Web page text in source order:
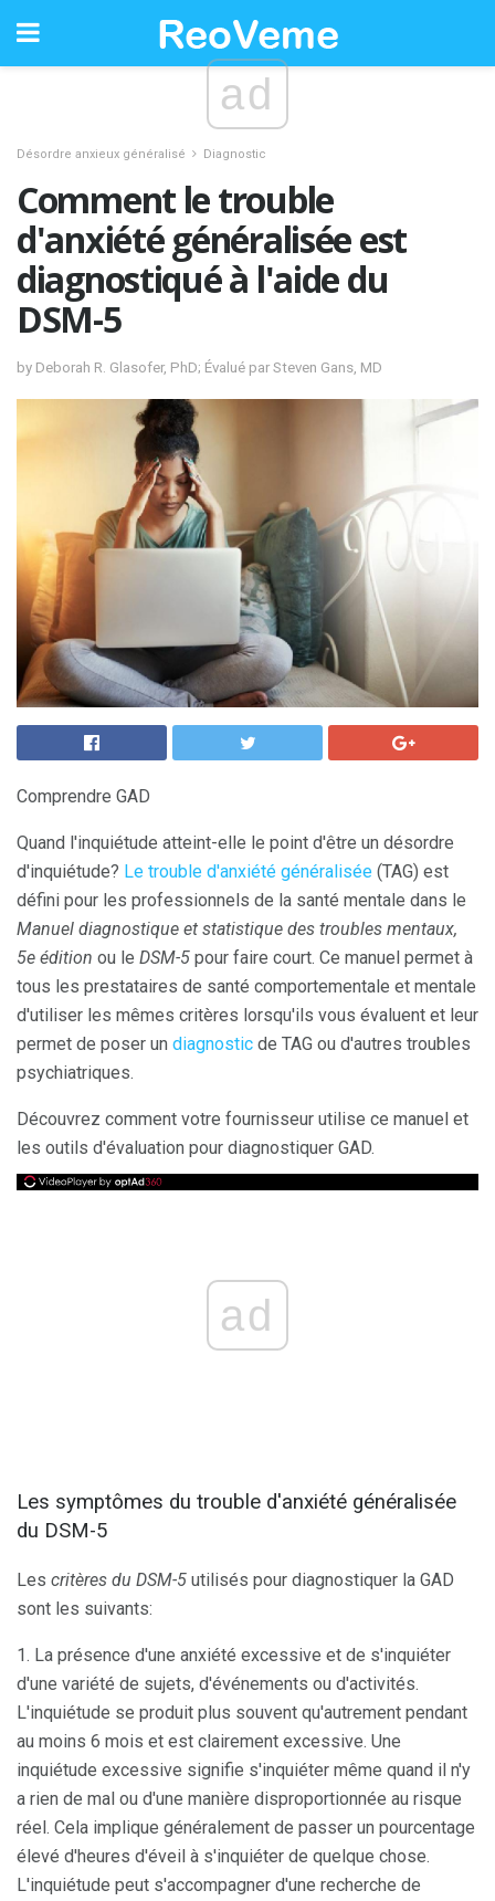
ad
Désordre anxieux généralisé Diagnostic
Comment le trouble
d'anxiété généralisée est
diagnostiqué à l'aide du
DSM-5
by Deborah R. Glasofer, PhD; Évalué par Steven Gans, MD
Comprendre GAD
Quand l'inquiétude atteint-elle le point d'être un désordre
d'inquiétude? Le trouble d'anxiété généralisée (TAG) est
défini pour les professionnels de la santé mentale dans le
Manuel diagnostique et statistique des troubles mentaux,
5e édition ou le DSM-5 pour faire court. Ce manuel permet à
tous les prestataires de santé comportementale et mentale
d'utiliser les mêmes critères lorsqu'ils vous évaluent et leur
permet de poser un diagnostic de TAG ou d'autres troubles
psychiatriques.
Découvrez comment votre fournisseur utilise ce manuel et
les outils d'évaluation pour diagnostiquer GAD.
ad
Les symptômes du trouble d'anxiété généralisée
du DSM-5
Les critères du DSM-5 utilisés pour diagnostiquer la GAD
sont les suivants:
1. La présence d'une anxiété excessive et de s'inquiéter
d'une variété de sujets, d'événements ou d'activités.
L'inquiétude se produit plus souvent qu'autrement pendant
au moins 6 mois et est clairement excessive. Une
inquiétude excessive signifie s'inquiéter même quand il n'y
a rien de mal ou d'une manière disproportionnée au risque
réel. Cela implique généralement de passer un pourcentage
élevé d'heures d'éveil à s'inquiéter de quelque chose.
L'inquiétude peut s'accompagner d'une recherche de